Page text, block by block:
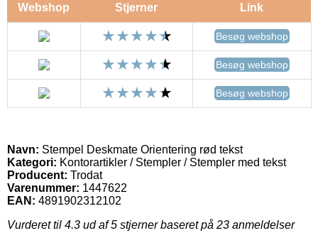
Webshop Stjerner Link
Besøg webshop
Besøg webshop
Besøg webshop
Navn: Stempel Deskmate Orientering rød tekst
Kategori: Kontorartikler / Stempler / Stempler med tekst
Producent: Trodat
Varenummer: 1447622
EAN: 4891902312102
Vurderet til 4.3 ud af 5 stjerner baseret på 23 anmeldelser